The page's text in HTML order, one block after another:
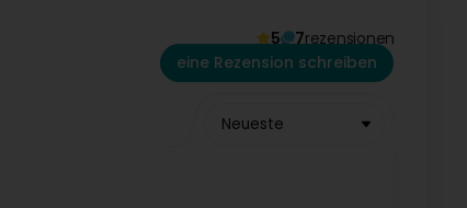
5 7rezensionen
eine Rezension schreiben
Neueste